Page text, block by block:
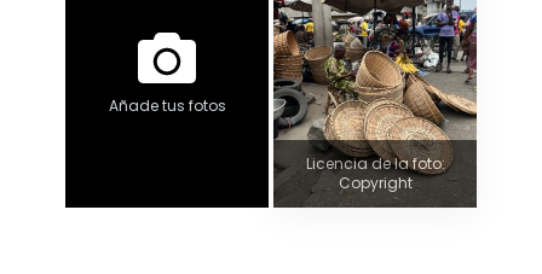
Añade tus fotos
Licencia de la foto:
Copyright